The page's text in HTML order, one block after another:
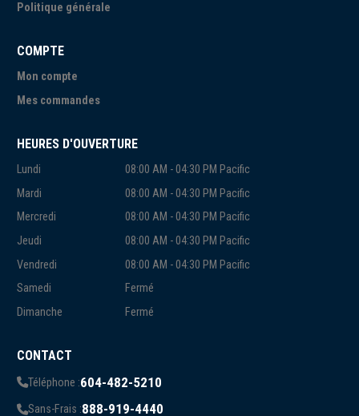
Politique générale
COMPTE
Mon compte
Mes commandes
HEURES D'OUVERTURE
Lundi
08:00 AM - 04:30 PM Pacific
Mardi
08:00 AM - 04:30 PM Pacific
Mercredi
08:00 AM - 04:30 PM Pacific
Jeudi
08:00 AM - 04:30 PM Pacific
Vendredi
08:00 AM - 04:30 PM Pacific
Samedi
Fermé
Dimanche
Fermé
CONTACT
Téléphone :604-482-5210
Sans-Frais :888-919-4440